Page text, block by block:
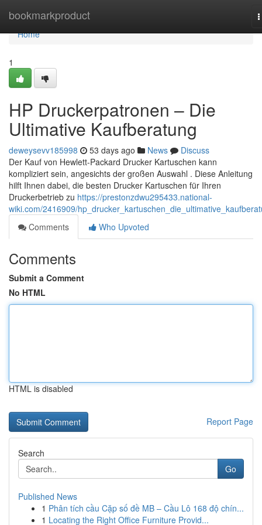
bookmarkproduct
Home
Home
1
HP Druckerpatronen – Die
Ultimative Kaufberatung
deweysevv185998 53 days ago News
Discuss
Der Kauf von Hewlett-Packard Drucker Kartuschen kann
kompliziert sein, angesichts der großen Auswahl . Diese Anleitung
hilft Ihnen dabei, die besten Drucker Kartuschen für Ihren
Druckerbetrieb zu https://prestonzdwu295433.national-
wiki.com/2416909/
Comments
Who Upvoted
Comments
Submit a Comment
No HTML
HTML is disabled
Report Page
Search
Go
Published News
1 Phân tích cầu Cặp số đề MB – Cầu Lô 168 độ chín...
1 Locating the Right Office Furniture Provid...